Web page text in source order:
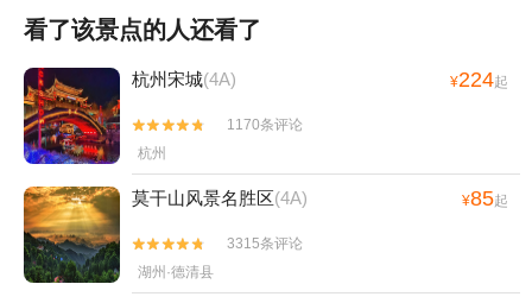
看了该景点的人还看了
杭州宋城(4A) ¥224起


1170条评论
杭州
莫干山风景名胜区(4A) ¥85起


3315条评论
湖州·德清县